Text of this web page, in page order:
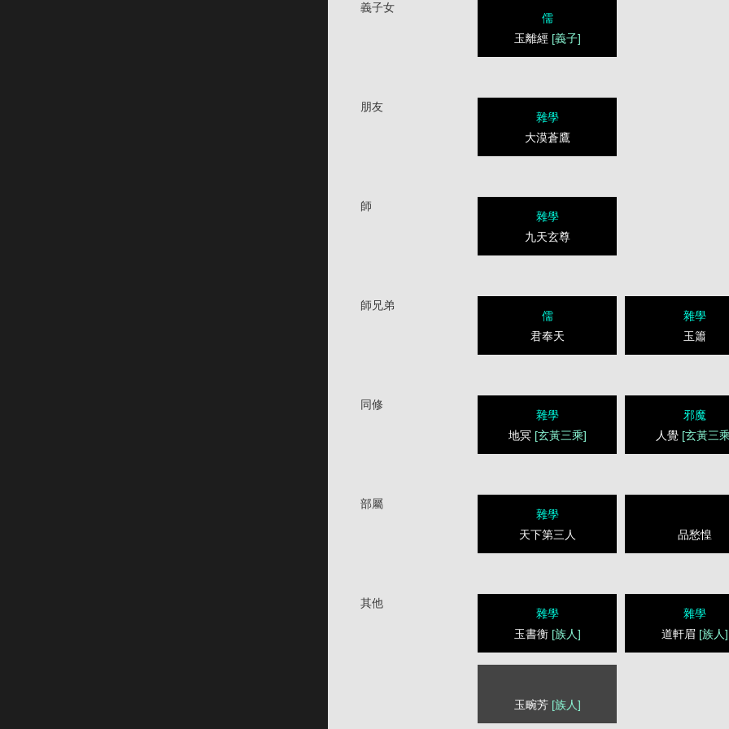
義子女
儒
玉離經 [義子]
朋友
雜學
大漠蒼鷹
師
雜學
九天玄尊
師兄弟
儒
君奉天
雜學
玉簫
同修
雜學
地冥 [玄黃三乘]
邪魔
人覺 [玄黃三
部屬
雜學
天下第三人
品愁惶
其他
雜學
玉書衡 [族人]
雜學
道軒眉 [族人]
玉畹芳 [族人]